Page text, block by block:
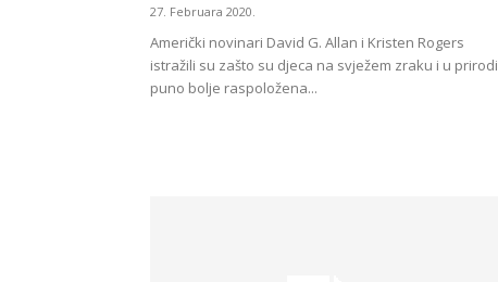
27. Februara 2020.
Američki novinari David G. Allan i Kristen Rogers
istražili su zašto su djeca na svježem zraku i u prirodi
puno bolje raspoložena...